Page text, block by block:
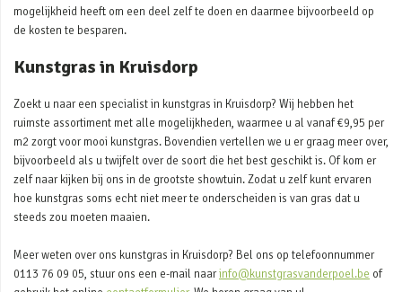
mogelijkheid heeft om een deel zelf te doen en daarmee bijvoorbeeld op
de kosten te besparen.
Kunstgras in Kruisdorp
Zoekt u naar een specialist in kunstgras in Kruisdorp? Wij hebben het
ruimste assortiment met alle mogelijkheden, waarmee u al vanaf €9,95 per
m2 zorgt voor mooi kunstgras. Bovendien vertellen we u er graag meer over,
bijvoorbeeld als u twijfelt over de soort die het best geschikt is. Of kom er
zelf naar kijken bij ons in de grootste showtuin. Zodat u zelf kunt ervaren
hoe kunstgras soms echt niet meer te onderscheiden is van gras dat u
steeds zou moeten maaien.
Meer weten over ons kunstgras in Kruisdorp? Bel ons op telefoonnummer
0113 76 09 05, stuur ons een e-mail naarinfo@kunstgrasvanderpoel.be of